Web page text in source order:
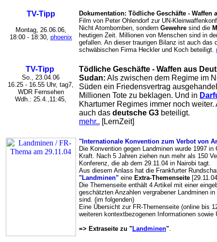
TV-Tipp
Montag, 26.06.06,
18:00 - 18:30, phoenix
Dokumentation: Tödliche Geschäfte - Waffen
Film von Peter Ohlendorf zur UN-
Nicht Atombomben, sondern Gewehre sind die
heutigen Zeit. Millionen von Menschen sind in
gefallen. An dieser traurigen Bilanz ist auch das
schwäbischen Firma Heckler und Koch beteiligt.
TV-Tipp
So., 23.04.06
16.25 - 16.55 Uhr, tag7,
WDR Fernsehen
Wdh.: 25.4.,11:45,
Tödliche Geschäfte - Waffen aus
Sudan: Als zwischen dem Regime im
Süden ein Friedensvertrag
Millionen Tote zu beklagen. Und in
Khartumer Regimes immer noch
auch das deutsche G3 beteiligt.
mehr.. [LernZeit]
"Internationale Konvention zum Verbot von
Die Konvention gegen Landminen wurde 1997
Kraft. Nach 5 Jahren ziehen nun mehr als 150
Konferenz, die ab dem 29.11.04 in Nairobi tagt.
Aus diesem Anlass hat die Frankfurter
"Landminen" eine Extra-Themenseite
Die Themenseite enthält 4 Artikel mit einer
geschätzten Anzahlen vergrabener Landminen
sind. (im folgenden)
Eine Übersicht zur FR-Themenseite (online bis
weiteren kontextbezogenen Informationen
=> Extraseite zu "Landminen".